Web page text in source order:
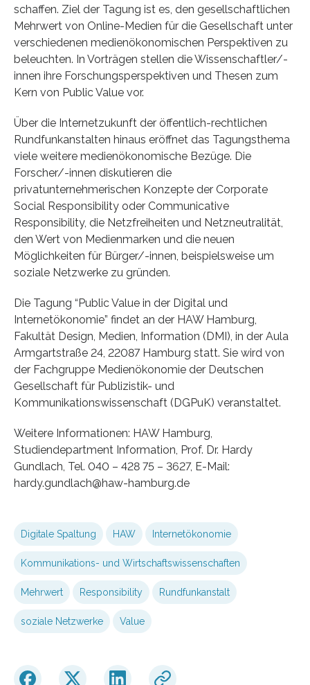
schaffen. Ziel der Tagung ist es, den gesellschaftlichen
Mehrwert von Online-Medien für die Gesellschaft unter
verschiedenen medienökonomischen Perspektiven zu
beleuchten. In Vorträgen stellen die Wissenschaftler/-
innen ihre Forschungsperspektiven und Thesen zum
Kern von Public Value vor.
Über die Internetzukunft der öffentlich-rechtlichen
Rundfunkanstalten hinaus eröffnet das Tagungsthema
viele weitere medienökonomische Bezüge. Die
Forscher/-innen diskutieren die
privatunternehmerischen Konzepte der Corporate
Social Responsibility oder Communicative
Responsibility, die Netzfreiheiten und Netzneutralität,
den Wert von Medienmarken und die neuen
Möglichkeiten für Bürger/-innen, beispiels­weise um
soziale Netzwerke zu gründen.
Die Tagung “Public Value in der Digital und
Internetökonomie” findet an der HAW Hamburg,
Fakultät Design, Medien, Information (DMI), in der Aula
Armgartstraße 24, 22087 Hamburg statt. Sie wird von
der Fachgruppe Medienökonomie der Deutschen
Gesellschaft für Publizistik- und
Kommunikationswissenschaft (DGPuK) veranstaltet.
Weitere Informationen: HAW Hamburg,
Studiendepartment Information, Prof. Dr. Hardy
Gundlach, Tel. 040 – 428 75 – 3627, E-Mail:
hardy.gundlach@haw-hamburg.de
Digitale Spaltung HAW Internetökonomie
Kommunikations- und Wirtschaftswissenschaften
Mehrwert Responsibility Rundfunkanstalt
soziale Netzwerke Value